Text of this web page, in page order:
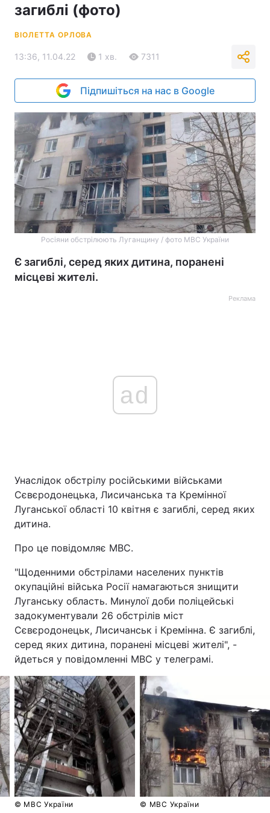
загиблі (фото)
ВІОЛЕТТА ОРЛОВА
13:36, 11.04.22 1 хв. 7311
Підпишіться на нас в Google
Росіяни обстрілюють Луганщину / фото МВС України
Є загиблі, серед яких дитина, поранені
місцеві жителі.
Реклама
ad
Унаслідок обстрілу російськими військами
Сєвєродонецька, Лисичанська та Кремінної
Луганської області 10 квітня є загиблі, серед яких
дитина.
Про це повідомляє МВС.
"Щоденними обстрілами населених пунктів
окупаційні війська Росії намагаються знищити
Луганську область. Минулої доби поліцейські
задокументували 26 обстрілів міст
Сєвєродонецьк, Лисичанськ і Кремінна. Є загиблі,
серед яких дитина, поранені місцеві жителі", -
йдеться у повідомленні МВС у телеграмі.
© МВС України © МВС України